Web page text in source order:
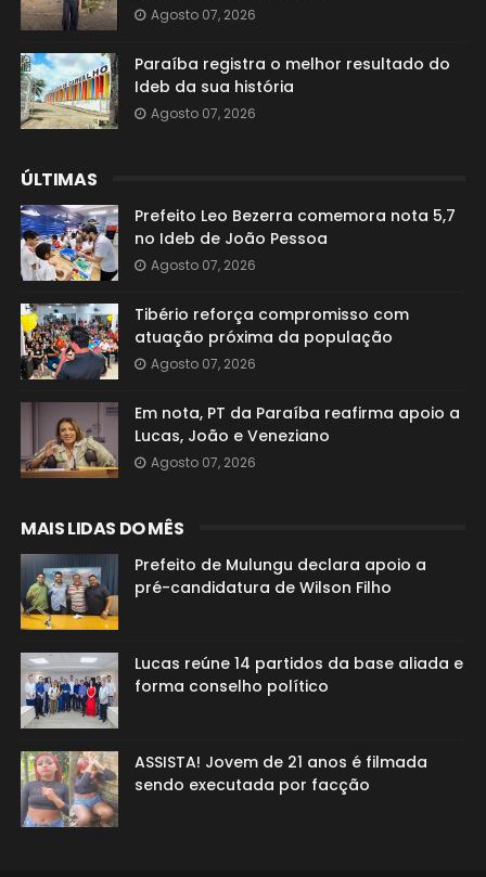
Agosto 07, 2026
Paraíba registra o melhor resultado do
Ideb da sua história
Agosto 07, 2026
ÚLTIMAS
Prefeito Leo Bezerra comemora nota 5,7
no Ideb de João Pessoa
Agosto 07, 2026
Tibério reforça compromisso com
atuação próxima da população
Agosto 07, 2026
Em nota, PT da Paraíba reafirma apoio a
Lucas, João e Veneziano
Agosto 07, 2026
MAIS LIDAS DO MÊS
Prefeito de Mulungu declara apoio a
pré-candidatura de Wilson Filho
Lucas reúne 14 partidos da base aliada e
forma conselho político
ASSISTA! Jovem de 21 anos é filmada
sendo executada por facção